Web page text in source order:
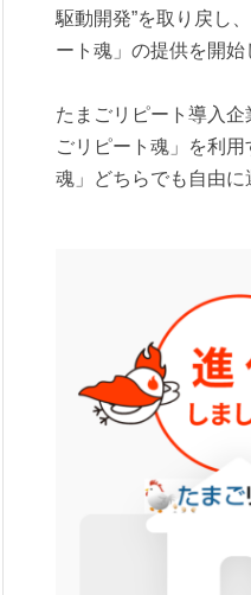
駆動開発”を取り戻し
ート魂」の提供を開始
たまごリピート導入
ごリピート魂」を利
魂」どちらでも自由に